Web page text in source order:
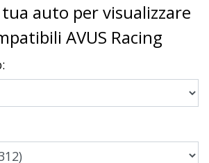
auto per visualizzare
AVUS Racing